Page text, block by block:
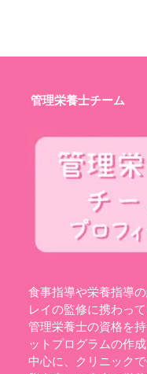
管理栄養士チーム
食事指導や栄養指導
レイの監修に携わって
管理栄養士の資格を
ットプログラムの作
中心に、クリニック